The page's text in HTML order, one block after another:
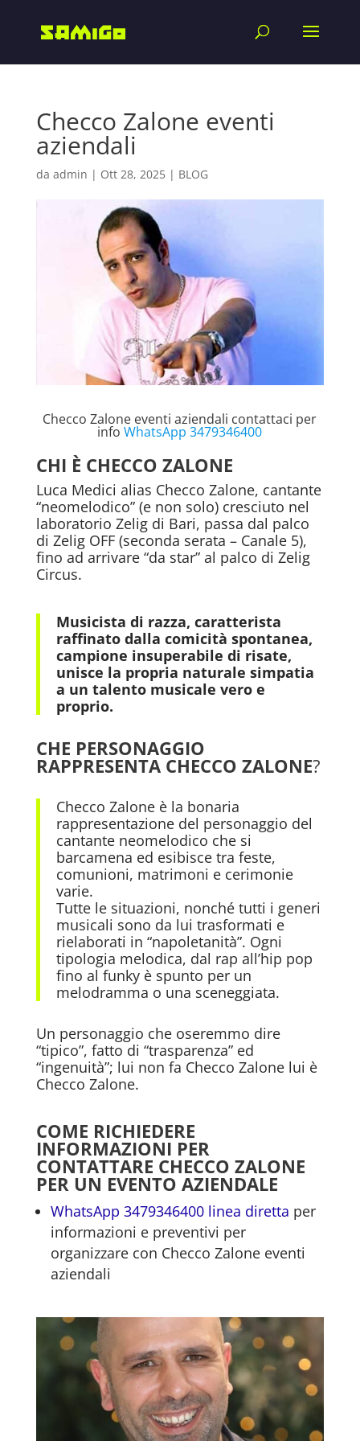
Checco Zalone eventi
aziendali
da admin | Ott 28, 2025| BLOG
Checco Zalone eventi aziendali contattaci per
infoWhatsApp 3479346400
CHI È CHECCO ZALONE
Luca Medici alias Checco Zalone, cantante
“neomelodico” (e non solo) cresciuto nel
laboratorio Zelig di Bari, passa dal palco
di Zelig OFF (seconda serata – Canale 5),
fino ad arrivare “da star” al palco di Zelig
Circus.
Musicista di razza, caratterista
raffinato dalla comicità spontanea,
campione insuperabile di risate,
unisce la propria naturale simpatia
a un talento musicale vero e
proprio.
CHE PERSONAGGIO
RAPPRESENTA CHECCO ZALONE?
Checco Zalone è la bonaria
rappresentazione del personaggio del
cantante neomelodico che si
barcamena ed esibisce tra feste,
comunioni, matrimoni e cerimonie
varie.
Tutte le situazioni, nonché tutti i generi
musicali sono da lui trasformati e
rielaborati in “napoletanità”. Ogni
tipologia melodica, dal rap all’hip pop
fino al funky è spunto per un
melodramma o una sceneggiata.
Un personaggio che oseremmo dire
“tipico”, fatto di “trasparenza” ed
“ingenuità”; lui non fa Checco Zalone lui è
Checco Zalone.
COME RICHIEDERE
INFORMAZIONI PER
CONTATTARE CHECCO ZALONE
PER UN EVENTO AZIENDALE
WhatsApp 3479346400 linea diretta per
informazioni e preventivi per
organizzare con Checco Zalone eventi
aziendali